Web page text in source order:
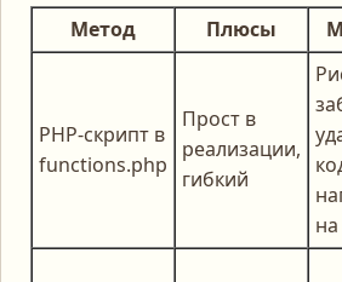
Метод Плюсы
PHP-скрипт в
functions.php
Прост в
реализации,
гибкий